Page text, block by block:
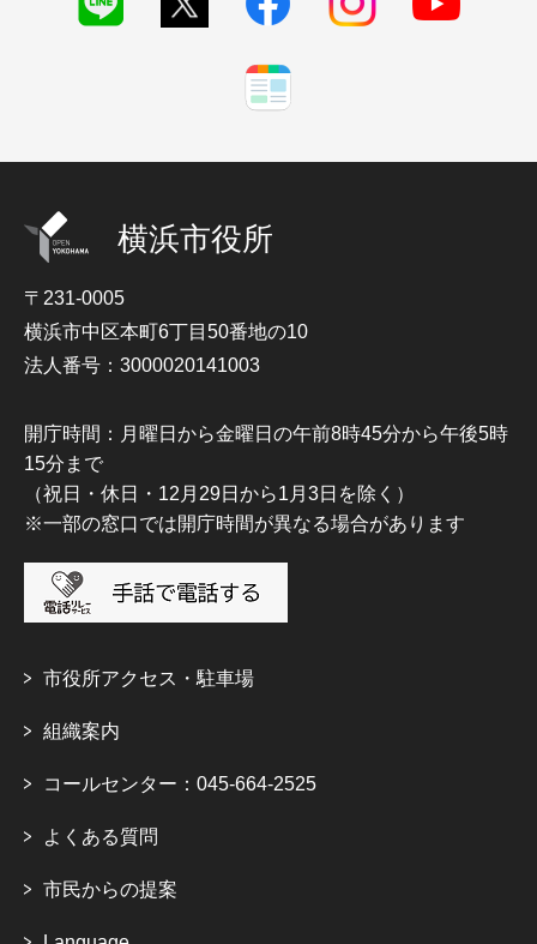
横浜市役所
〒231-0005
横浜市中区本町6丁目50番地の10
法人番号：3000020141003
開庁時間：月曜日から金曜日の午前8時45分から午後5時
15分まで
（祝日・休日・12月29日から1月3日を除く）
※一部の窓口では開庁時間が異なる場合があります
市役所アクセス・駐車場
組織案内
コールセンター：045-664-2525
よくある質問
市民からの提案